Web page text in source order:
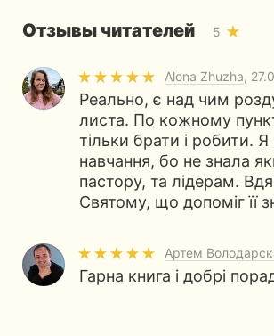
Отзывы читателей 5
Alona Zhuzha,
Реально, є над чим
листа. По кожному
тільки брати і робити.
навчання, бо не знала
пастору, та лідерам.
Святому, що допоміг її
Артем
Гарна книга і добрі